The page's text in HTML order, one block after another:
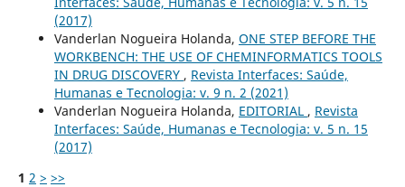
(2017)
Vanderlan Nogueira Holanda, ONE STEP BEFORE THE
WORKBENCH: THE USE OF CHEMINFORMATICS TOOLS
IN DRUG DISCOVERY , Revista Interfaces: Saúde,
Humanas e Tecnologia: v. 9 n. 2 (2021)
Vanderlan Nogueira Holanda, EDITORIAL , Revista
Interfaces: Saúde, Humanas e Tecnologia: v. 5 n. 15
(2017)
1 2 > >>